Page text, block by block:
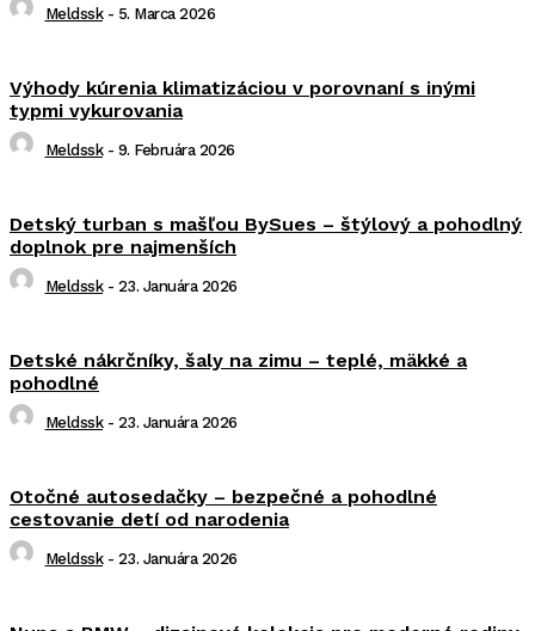
Meldssk - 5. Marca 2026
Výhody kúrenia klimatizáciou v porovnaní s inými
typmi vykurovania
Meldssk - 9. Februára 2026
Detský turban s mašľou BySues – štýlový a pohodlný
doplnok pre najmenších
Meldssk - 23. Januára 2026
Detské nákrčníky, šaly na zimu – teplé, mäkké a
pohodlné
Meldssk - 23. Januára 2026
Otočné autosedačky – bezpečné a pohodlné
cestovanie detí od narodenia
Meldssk - 23. Januára 2026